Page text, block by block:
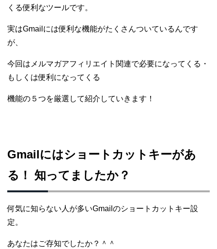
くる便利なツールです。
実はGmailには便利な機能がたくさんついているんです
が、
今回はメルマガアフィリエイト関連で必要になってくる・
もしくは便利になってくる
機能の５つを厳選して紹介していきます！
Gmailにはショートカットキーがあ
る！ 知ってましたか？
何気に知らない人が多いGmailのショートカットキー設
定。
あなたはご存知でしたか？＾＾